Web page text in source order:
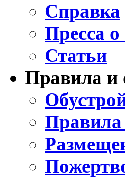
Справка
Пресса о
Статьи
Правила и
Правила